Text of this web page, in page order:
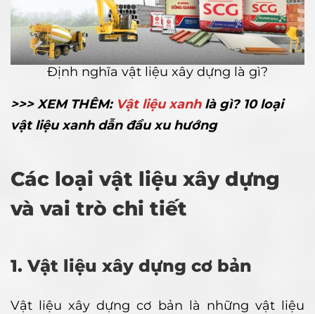
Định nghĩa vật liệu xây dựng là gì?
>>> XEM THÊM: Vật liệu xanhlà gì? 10 loại
vật liệu xanh dẫn đầu xu hướng
Các loại vật liệu xây dựng
và vai trò chi tiết
1. Vật liệu xây dựng cơ bản
Vật liệu xây dựng cơ bản là những vật liệu